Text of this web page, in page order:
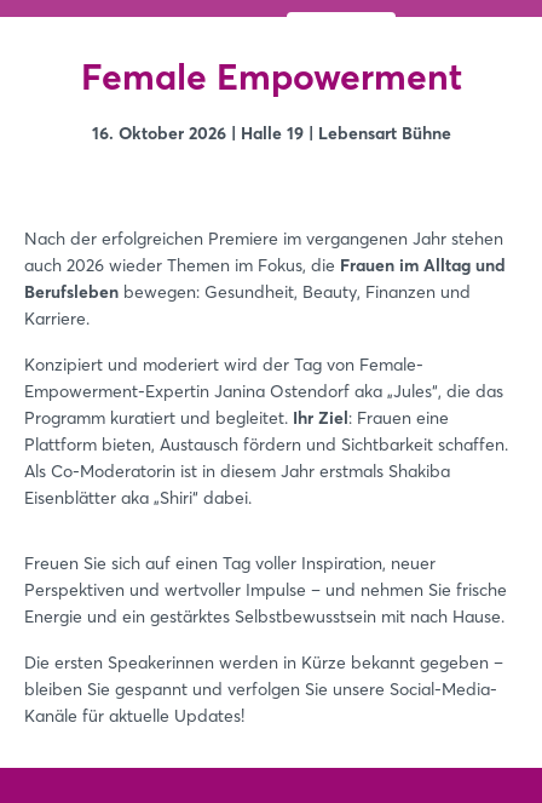
Female Empowerment
16. Oktober 2026 | Halle 19 | Lebensart Bühne
Nach der erfolgreichen Premiere im vergangenen Jahr stehen
auch 2026 wieder Themen im Fokus, die Frauen im Alltag und
Berufsleben bewegen: Gesundheit, Beauty, Finanzen und
Karriere.
Konzipiert und moderiert wird der Tag von Female-
Empowerment-Expertin Janina Ostendorf aka „Jules“, die das
Programm kuratiert und begleitet. Ihr Ziel: Frauen eine
Plattform bieten, Austausch fördern und Sichtbarkeit schaffen.
Als Co-Moderatorin ist in diesem Jahr erstmals Shakiba
Eisenblätter aka „Shiri“ dabei.
Freuen Sie sich auf einen Tag voller Inspiration, neuer
Perspektiven und wertvoller Impulse – und nehmen Sie frische
Energie und ein gestärktes Selbstbewusstsein mit nach Hause.
Die ersten Speakerinnen werden in Kürze bekannt gegeben –
bleiben Sie gespannt und verfolgen Sie unsere Social-Media-
Kanäle für aktuelle Updates!